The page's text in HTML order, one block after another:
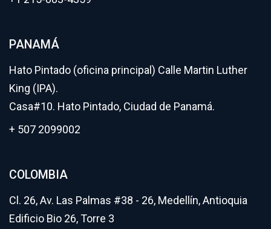
PANAMÁ
Hato Pintado (oficina principal) Calle Martin Luther
King (IPA).
Casa#10. Hato Pintado, Ciudad de Panamá.
+ 507 2099002
COLOMBIA
Cl. 26, Av. Las Palmas #38 - 26, Medellín, Antioquia
Edificio Bio 26, Torre 3